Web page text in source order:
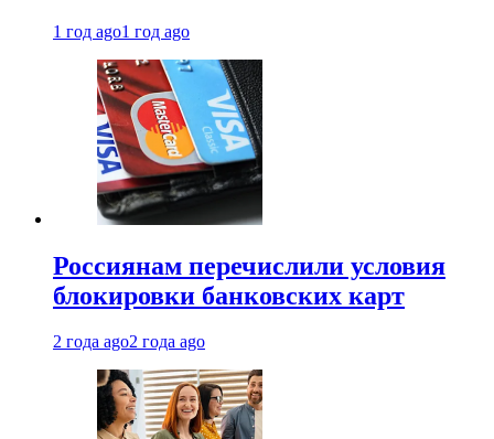
1 год ago1 год ago
Россиянам перечислили условия
блокировки банковских карт
2 года ago2 года ago